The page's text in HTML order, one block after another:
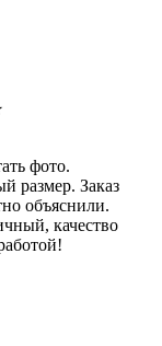
фото.
размер. Заказ
объяснили.
качество